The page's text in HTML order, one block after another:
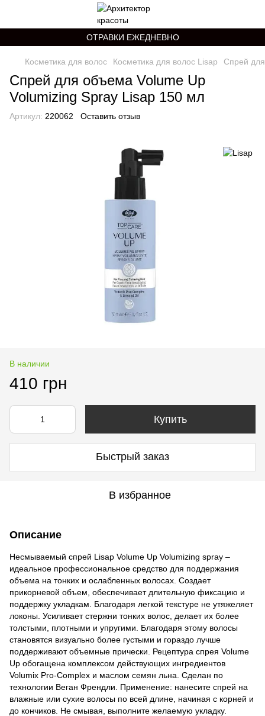
ОТРАВКИ ЕЖЕДНЕВНО
Косметика для волос Косметика для волос Lisap Cпрей
Cпрей для объема Volume Up
Volumizing Spray Lisap 150 мл
Артикул: 220062 Оставить отзыв
В наличии
410 грн
Купить
Быстрый заказ
В избранное
Описание
Несмываемый спрей Lisap Volume Up Volumizing spray –
идеальное профессиональное средство для поддержания
объема на тонких и ослабленных волосах. Создает
прикорневой объем, обеспечивает длительную фиксацию и
поддержку укладкам. Благодаря легкой текстуре не утяжеляет
локоны. Усиливает стержни тонких волос, делает их более
толстыми, плотными и упругими. Благодаря этому волосы
становятся визуально более густыми и гораздо лучше
поддерживают объемные прически. Рецептура спрея Volume
Up обогащена комплексом действующих ингредиентов
Volumix Pro-Complex и маслом семян льна. Сделан по
технологии Веган Френдли. Применение: нанесите спрей на
влажные или сухие волосы по всей длине, начиная с корней и
до кончиков. Не смывая, выполните желаемую укладку.